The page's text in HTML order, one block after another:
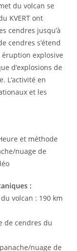
du volcan se
KVERT ont
cendres jusqu’à
cendres s’étend
éruption explosive
d’explosions de
L’activité en
et les
et méthode
nuage de
:
volcan : 190 km
de cendres du
nuage de